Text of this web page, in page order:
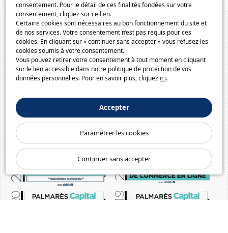
consentement. Pour le détail de ces finalités fondées sur votre
consentement, cliquez sur ce lien.
Certains cookies sont nécessaires au bon fonctionnement du site et
de nos services. Votre consentement n’est pas requis pour ces
cookies. En cliquant sur « continuer sans accepter » vous refusez les
cookies soumis à votre consentement.
Vous pouvez retirer votre consentement à tout moment en cliquant
sur le lien accessible dans notre politique de protection de vos
données personnelles. Pour en savoir plus, cliquez ici.
Accepter
Paramétrer les cookies
Continuer sans accepter